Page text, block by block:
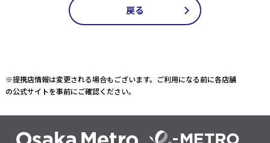
戻る
※提携店情報は変更される場合もございます。ご利用になる前に各店舗
の公式サイトを事前にご確認ください。